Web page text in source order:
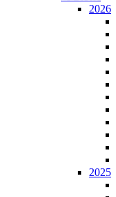
2026
2025